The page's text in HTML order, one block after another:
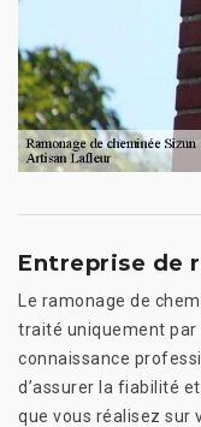
Entreprise de
Le ramonage de
traité uniquement par
connaissance
d’assurer la fiabilité
que vous réalisez sur